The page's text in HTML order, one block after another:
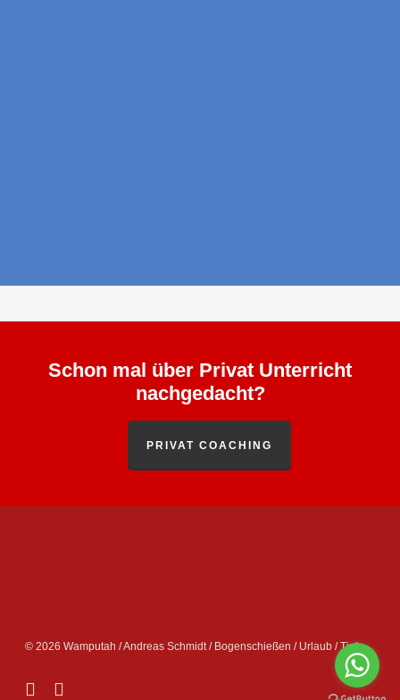
Schon mal über Privat Unterricht
nachgedacht?
PRIVAT COACHING
© 2026 Wamputah / Andreas Schmidt / Bogenschießen / Urlaub / Tipis.
facebookinstagram